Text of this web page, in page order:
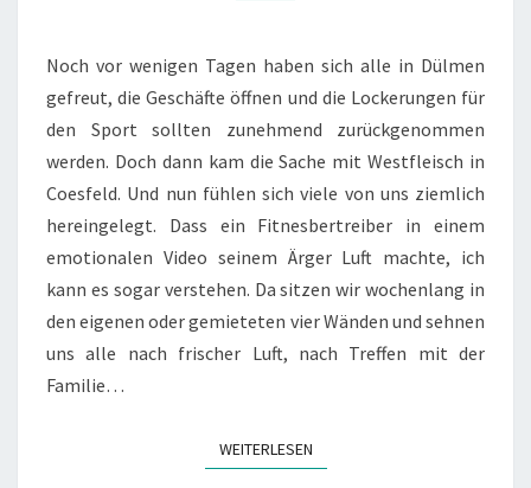
SKANDAL?
Noch vor wenigen Tagen haben sich alle in Dülmen
gefreut, die Geschäfte öffnen und die Lockerungen für
den Sport sollten zunehmend zurückgenommen
werden. Doch dann kam die Sache mit Westfleisch in
Coesfeld. Und nun fühlen sich viele von uns ziemlich
hereingelegt. Dass ein Fitnesbertreiber in einem
emotionalen Video seinem Ärger Luft machte, ich
kann es sogar verstehen. Da sitzen wir wochenlang in
den eigenen oder gemieteten vier Wänden und sehnen
uns alle nach frischer Luft, nach Treffen mit der
Familie…
WEITERLESENWEITERLESEN